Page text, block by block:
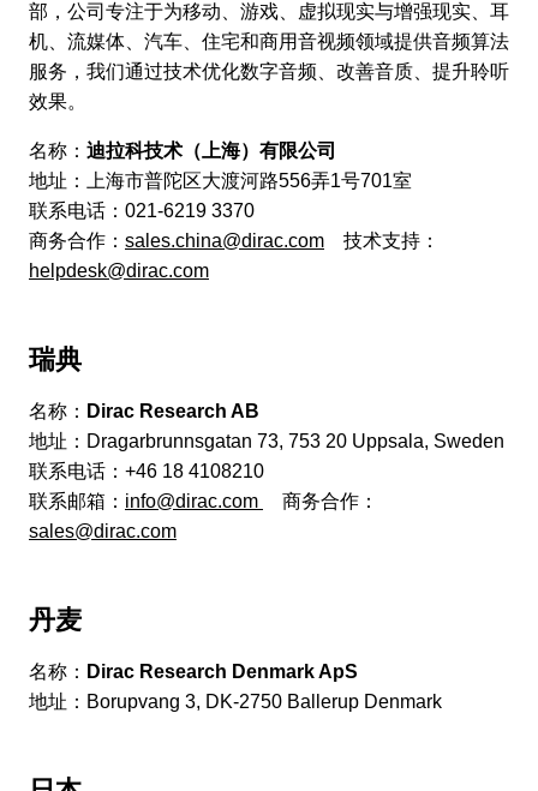
部，公司专注于为移动、游戏、虚拟现实与增强现实、耳
机、流媒体、汽车、住宅和商用音视频领域提供音频算法
服务，我们通过技术优化数字音频、改善音质、提升聆听
效果。
名称： 迪拉科技术（上海）有限公司
地址：上海市普陀区大渡河路556弄1号701室
联系电话：021-6219 3370
商务合作： sales.china@dirac.com 技术支持：
helpdesk@dirac.com
瑞典
名称： Dirac Research AB
地址： Dragarbrunnsgatan 73, 753 20 Uppsala, Sweden
联系电话：+46 18 4108210
联系邮箱： info@dirac.com
商务合作：
sales@dirac.com
丹麦
名称： Dirac Research Denmark ApS
地址：Borupvang 3, DK-2750 Ballerup Denmark